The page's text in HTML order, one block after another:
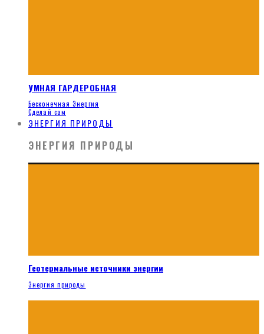
УМНАЯ ГАРДЕРОБНАЯ
Бесконечная Энергия
Сделай сам
ЭНЕРГИЯ ПРИРОДЫ
ЭНЕРГИЯ ПРИРОДЫ
Геотермальные источники энергии
Энергия природы